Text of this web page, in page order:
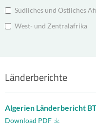
Südliches und Östliches
West- und Zentralafrika
Länderberichte
Algerien Länderbericht
Download PDF